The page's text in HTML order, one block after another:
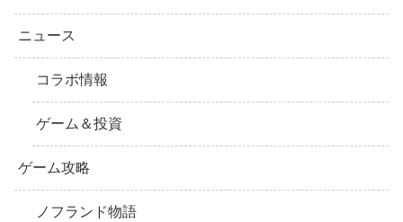
ニュース
コラボ情報
ゲーム＆投資
ゲーム攻略
ノフランド物語